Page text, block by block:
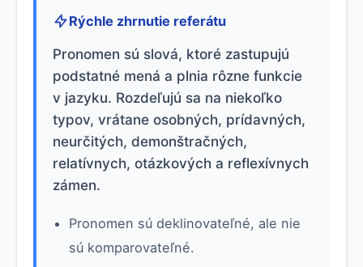
Rýchle zhrnutie referátu
Pronomen sú slová, ktoré zastupujú
podstatné mená a plnia rôzne funkcie
v jazyku. Rozdeľujú sa na niekoľko
typov, vrátane osobných, prídavných,
neurčitých, demonštračných,
relatívnych, otázkových a reflexívnych
zámen.
Pronomen sú deklinovateľné, ale nie
sú komparovateľné.